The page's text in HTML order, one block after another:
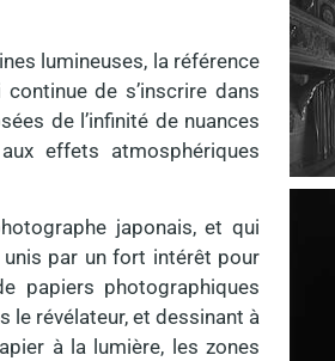
lumineuses, la référence
de s’inscrire dans
de l’infinité de nuances
effets atmosphériques
japonais, et qui
par un fort intérêt pour
papiers photographiques
le révélateur, et dessinant à
à la lumière, les zones